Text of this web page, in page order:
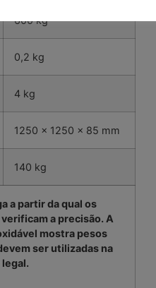
600 kg
0,2 kg
4 kg
1250 x 1250 x 85 mm
140 kg
a partir da qual os
a precisão. A
mostra pesos
ser utilizadas na